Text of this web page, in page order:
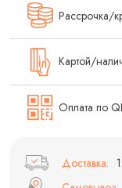
Рассрочка/
Картой/
Оплата по
Доставка: